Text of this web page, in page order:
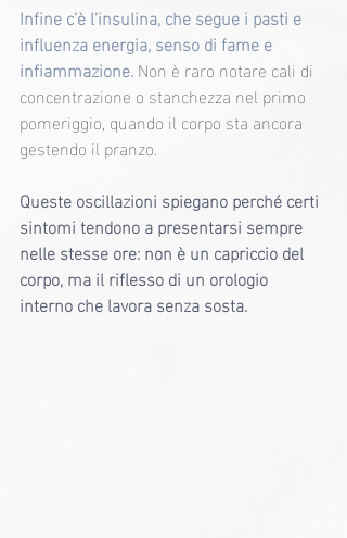
Infine c’è l’insulina, che segue i pasti e
influenza energia, senso di fame e
infiammazione. Non è raro notare cali di
concentrazione o stanchezza nel primo
pomeriggio, quando il corpo sta ancora
gestendo il pranzo.
Queste oscillazioni spiegano perché certi
sintomi tendono a presentarsi sempre
nelle stesse ore: non è un capriccio del
corpo, ma il riflesso di un orologio
interno che lavora senza sosta.